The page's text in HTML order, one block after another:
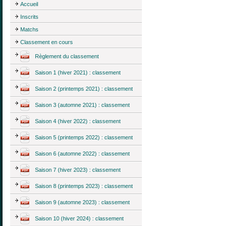
Accueil
Inscrits
Matchs
Classement en cours
Règlement du classement
Saison 1 (hiver 2021) : classement
Saison 2 (printemps 2021) : classement
Saison 3 (automne 2021) : classement
Saison 4 (hiver 2022) : classement
Saison 5 (printemps 2022) : classement
Saison 6 (automne 2022) : classement
Saison 7 (hiver 2023) : classement
Saison 8 (printemps 2023) : classement
Saison 9 (automne 2023) : classement
Saison 10 (hiver 2024) : classement